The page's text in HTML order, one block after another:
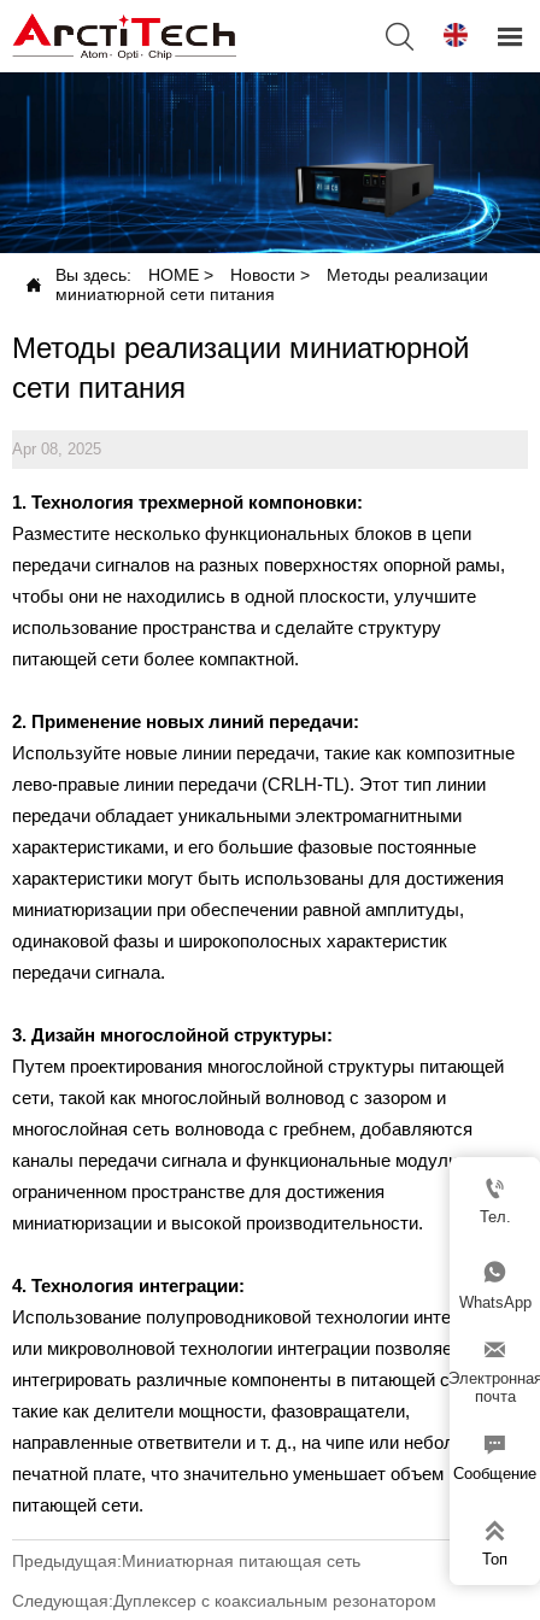
 
 Вы здесь: HOME > Новости >
Методы реализации
миниатюрной сети питания
Методы реализации миниатюрной
сети питания
Apr 08, 2025
1. Технология трехмерной компоновки:
Разместите несколько функциональных блоков в цепи
передачи сигналов на разных поверхностях опорной рамы,
чтобы они не находились в одной плоскости, улучшите
использование пространства и сделайте структуру
питающей сети более компактной.
2. Применение новых линий передачи:
Используйте новые линии передачи, такие как композитные
лево-правые линии передачи (CRLH-TL). Этот тип линии
передачи обладает уникальными электромагнитными
характеристиками, и его большие фазовые постоянные
характеристики могут быть использованы для достижения
миниатюризации при обеспечении равной амплитуды,
одинаковой фазы и широкополосных характеристик
передачи сигнала.
3. Дизайн многослойной структуры:
Путем проектирования многослойной структуры питающей
сети, такой как многослойный волновод с зазором и
многослойная сеть волновода с гребнем, добавляются
каналы передачи сигнала и функциональные модули в
ограниченном пространстве для достижения
миниатюризации и высокой производительности.
4. Технология интеграции:
Использование полупроводниковой технологии интеграции
или микроволновой технологии интеграции позволяет
интегрировать различные компоненты в питающей сети,
такие как делители мощности, фазовращатели,
направленные ответвители и т. д., на чипе или небольшой
печатной плате, что значительно уменьшает объем
питающей сети.
Предыдущая:Миниатюрная питающая сеть
Следующая:Дуплексер с коаксиальным резонатором

Тел.

WhatsApp

почта

Сообщение

Топ